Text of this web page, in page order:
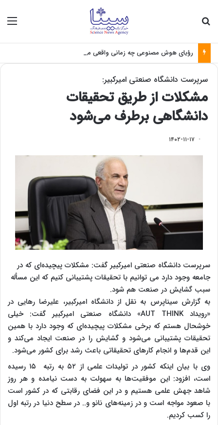
رؤیای هوش مصنوعی چه زمانی واقعی می‌شود؟
سرپرست دانشگاه صنعتی امیرکبیر:
مشکلات از طریق تحقیقات
دانشگاهی برطرف می‌شود
۱۴۰۲-۱۱-۱۷
سرپرست دانشگاه صنعتی امیرکبیر گفت: مشکلات پیچیده‌‌ای که در
جامعه وجود دارد می توانیم با تحقیقات پشتیبانی کنیم که این مسأله
سبب گشایش در صنعت هم شود.
به گزارش سیناپرس به نقل از دانشگاه امیرکبیر، علیرضا رهایی در
«رویداد AUT THINK» دانشگاه صنعتی امیرکبیر گفت: خیلی
خوشحال هستم که برخی مشکلات پیچیده‌‌ای که وجود دارد با همین
تحقیقات پشتیبانی می‌شود و گشایش را در صنعت ایجاد می‌کند و
این قدم‌ها و انجام کارهای تحقیقاتی باعث رشد برای کشور می‌شود.
وی با بیان اینکه کشور در تولیدات علمی از ۵۲ به رتبه ۱۵ رسیده
است، افزود: این موفقیت‌ها به سهولت به دست نیامده و هر روز
شاهد جهش علمی هستیم و در این فضای رقابتی که در کشور است
با صعود مواجه است و در زمینه‌های نانو و.. در سطح دنیا در رتبه اول
را کسب کردیم.